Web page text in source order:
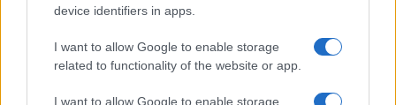
device identifiers in apps.
I want to allow Google to enable storage
related to functionality of the website or app.
I want to allow Google to enable storage
Negli Stati Uniti nuova stretta sulle cripto